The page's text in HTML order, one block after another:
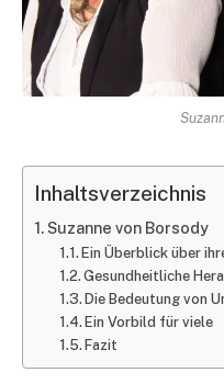
Inhaltsverzeichnis
Suzanne von Borsody
Ein Überblick über
Gesundheitliche
Die Bedeutung von
Ein Vorbild für viele
Fazit